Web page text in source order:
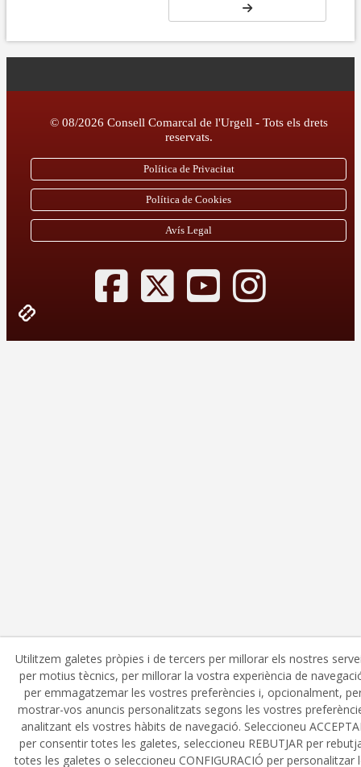
© 08/2026 Consell Comarcal de l'Urgell - Tots els drets
reservats.
Política de Privacitat
Política de Cookies
Avís Legal
Utilitzem galetes pròpies i de tercers per millorar els nostres
per motius tècnics, per millorar la vostra experiència de
per emmagatzemar les vostres preferències i, opcionalment,
mostrar-vos anuncis personalitzats segons les vostres
analitzant els vostres hàbits de navegació. Seleccioneu
per consentir totes les galetes, seleccioneu REBUTJAR per
totes les galetes o seleccioneu CONFIGURACIÓ per personalitzar